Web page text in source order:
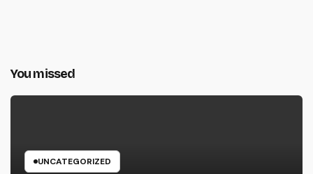
You missed
UNCATEGORIZED